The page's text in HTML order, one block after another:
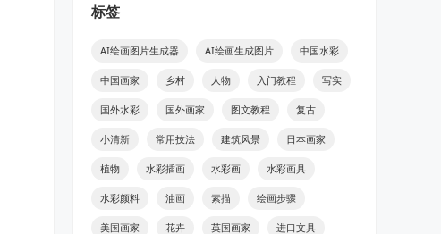
标签
AI绘画图片生成器 AI绘画生成图片 中国水彩
中国画家 乡村 人物 入门教程 写实
国外水彩 国外画家 图文教程 复古
小清新 常用技法 建筑风景 日本画家
植物 水彩插画 水彩画 水彩画具
水彩颜料 油画 素描 绘画步骤
美国画家 花卉 英国画家 进口文具